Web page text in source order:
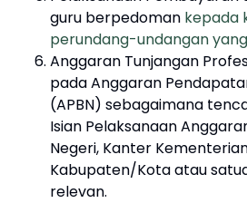
guru berpedoman kepada
perundang-undangan yang
Anggaran Tunjangan
pada Anggaran
(APBN) sebagaimana
Isian Pelaksanaan
Negeri, Kanter
Kabupaten/Kota atau
relevan.